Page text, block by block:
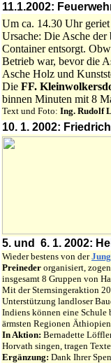
11.1.2002:
Um ca. 14.30 Uhr
Ursache: Die Asche
Container entsorgt.
Betrieb war, bevor die
Asche Holz und
Die FF.
binnen Minuten mit 8
Text und Foto: Ing. Rudolf
10. 1. 2002:
5. und 6. 1. 2002:
Wieder bestens von der
Preineder organisiert,
insgesamt 8 Gruppen von
Mit der Sternsingeraktion
Unterstützung landloser
Indiens können eine
ärmsten Regionen
In Aktion: Bernadette
Horvath singen, tragen
Ergänzung: Dank Ihrer